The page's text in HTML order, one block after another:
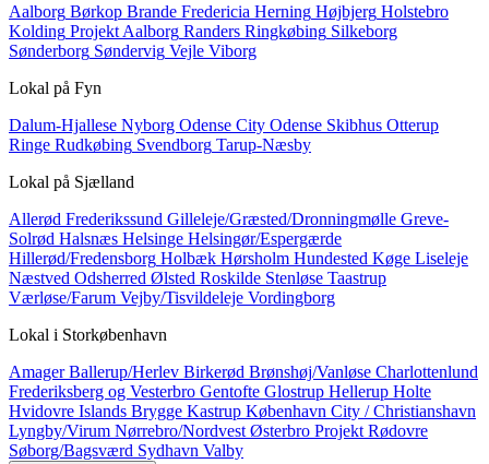
Aalborg Børkop Brande Fredericia Herning Højbjerg Holstebro
Kolding Projekt Aalborg Randers Ringkøbing Silkeborg
Sønderborg Søndervig Vejle Viborg
Lokal på Fyn
Dalum-Hjallese Nyborg Odense City Odense Skibhus Otterup
Ringe Rudkøbing Svendborg Tarup-Næsby
Lokal på Sjælland
Allerød Frederikssund Gilleleje/Græsted/Dronningmølle Greve-
Solrød Halsnæs Helsinge Helsingør/Espergærde
Hillerød/Fredensborg Holbæk Hørsholm Hundested Køge Liseleje
Næstved Odsherred Ølsted Roskilde Stenløse Taastrup
Værløse/Farum Vejby/Tisvildeleje Vordingborg
Lokal i Storkøbenhavn
AmagerBallerup/Herlev Birkerød Brønshøj/Vanløse Charlottenlund
Frederiksberg og Vesterbro Gentofte Glostrup Hellerup Holte
Hvidovre Islands Brygge Kastrup København City / Christianshavn
Lyngby/Virum Nørrebro/Nordvest Østerbro Projekt Rødovre
Søborg/Bagsværd Sydhavn Valby